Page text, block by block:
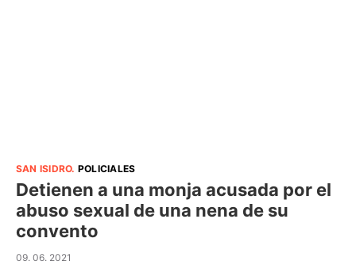
SAN ISIDRO. POLICIALES
Detienen a una monja acusada por el
abuso sexual de una nena de su
convento
09. 06. 2021